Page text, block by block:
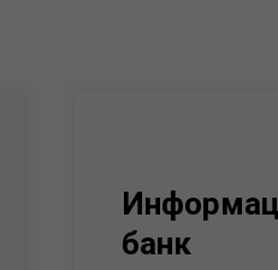
банк